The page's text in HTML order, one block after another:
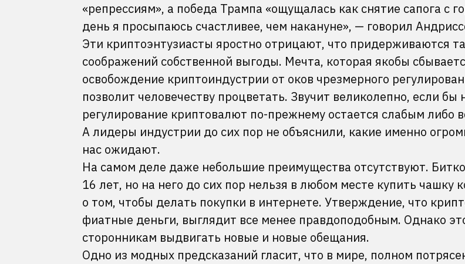
«репрессиям», а победа Трампа «ощущалась как снятие сапога с
день я просыпаюсь счастливее, чем накануне», — говорил
Эти криптоэнтузиасты яростно отрицают, что придерживаются
соображений собственной выгоды. Мечта, которая якобы
освобождение криптоиндустрии от оков чрезмерного
позволит человечеству процветать. Звучит великолепно, если бы
регулирование криптовалют по-прежнему остается слабым либо
А лидеры индустрии до сих пор не объяснили, какие именно
нас ожидают.
На самом деле даже небольшие преимущества отсутствуют.
16 лет, но на него до сих пор нельзя в любом месте купить чашку
о том, чтобы делать покупки в интернете. Утверждение, что
фиатные деньги, выглядит все менее правдоподобным. Однако
сторонникам выдвигать новые и новые обещания.
Одно из модных предсказаний гласит, что в мире, полном